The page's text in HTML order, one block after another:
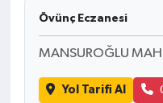
Övünç Eczanesi
MANSUROĞLU
Yol Tarifi Al